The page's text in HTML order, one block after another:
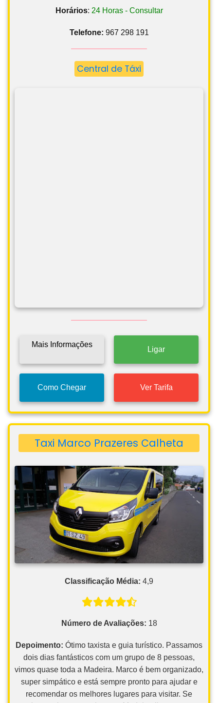
Horários: 24 Horas - Consultar
Telefone: 967 298 191
Central de Táxi
Mais Informações
Ligar
Como Chegar Ver Tarifa
Taxi Marco Prazeres Calheta
Classificação Média: 4,9
Número de Avaliações: 18
Depoimento: Ótimo taxista e guia turístico. Passamos
dois dias fantásticos com um grupo de 8 pessoas,
vimos quase toda a Madeira. Marco é bem organizado,
super simpático e está sempre pronto para ajudar e
recomendar os melhores lugares para visitar. Se